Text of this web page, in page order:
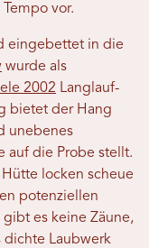
vor.
eingebettet in die
wurde als
2002 Langlauf-
bietet der Hang
unebenes
auf die Probe stellt.
locken scheue
potenziellen
es keine Zäune,
dichte Laubwerk